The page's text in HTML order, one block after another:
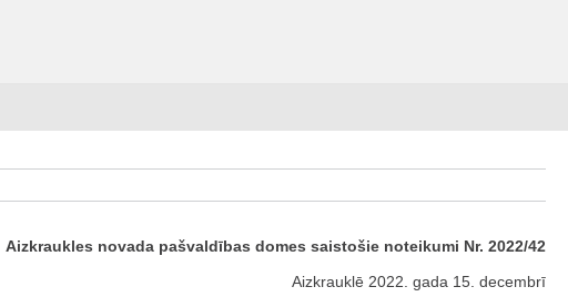
Aizkraukles novada pašvaldības domes saistošie noteikumi Nr. 2022/42
Aizkrauklē 2022. gada 15. decembrī